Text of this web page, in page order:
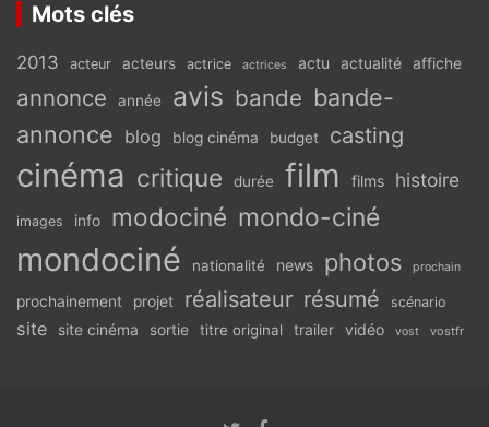
Mots clés
2013 acteur acteurs actrice actrices actu actualité affiche
annonce année avis bande bande-
annonce blog blog cinéma budget casting
cinéma critique durée film films histoire
images info modociné mondo-ciné
mondociné nationalité news photos prochain
prochainement projet réalisateur résumé scénario
site site cinéma sortie titre original trailer vidéo vost vostfr